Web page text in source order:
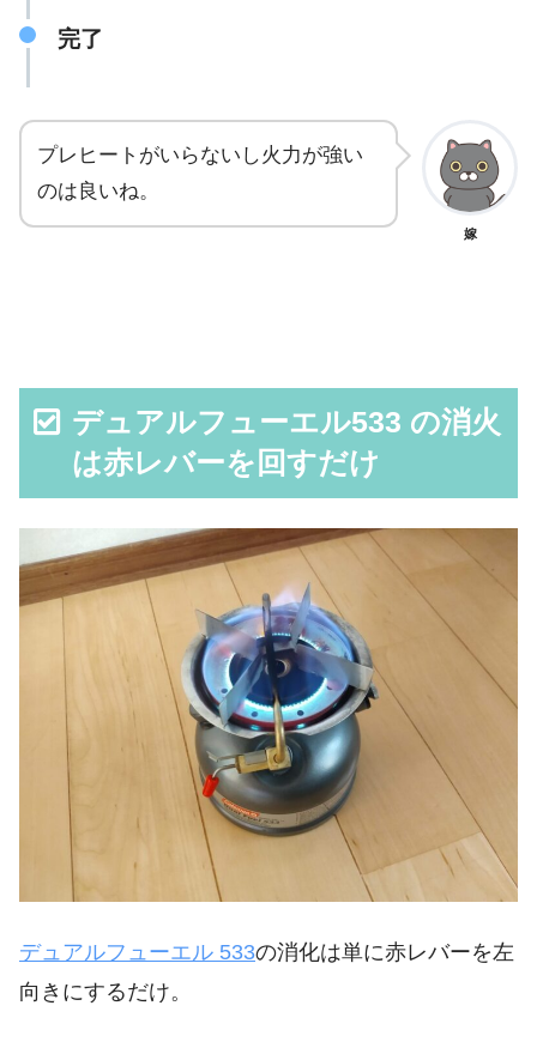
完了
プレヒートがいらないし火力が強い
のは良いね。
嫁
デュアルフューエル533 の消火
は赤レバーを回すだけ
デュアルフューエル 533の消化は単に赤レバーを左
向きにするだけ。